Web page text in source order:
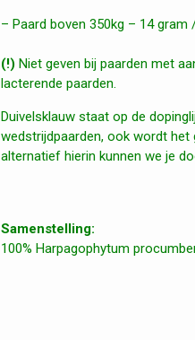
– Paard boven 350kg – 14
(!) Niet geven bij paarden met
lacterende paarden.
Duivelsklauw staat op de
wedstrijdpaarden, ook wordt het
alternatief hierin kunnen we je
Samenstelling:
100% Harpagophytum